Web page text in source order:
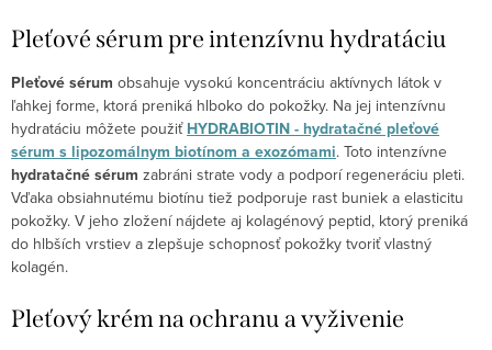
Pleťové sérum pre intenzívnu hydratáciu
Pleťové sérum obsahuje vysokú koncentráciu aktívnych látok v
ľahkej forme, ktorá preniká hlboko do pokožky. Na jej intenzívnu
hydratáciu môžete použiťHYDRABIOTIN - hydratačné pleťové
sérum s lipozomálnym biotínom a exozómami. Toto intenzívne
hydratačné sérum zabráni strate vody a podporí regeneráciu pleti.
Vďaka obsiahnutému biotínu tiež podporuje rast buniek a elasticitu
pokožky. V jeho zložení nájdete aj kolagénový peptid, ktorý preniká
do hlbších vrstiev a zlepšuje schopnosť pokožky tvoriť vlastný
kolagén.
Pleťový krém na ochranu a vyživenie